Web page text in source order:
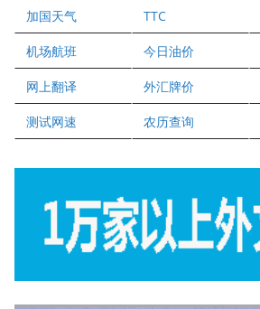
健健宝公司
二十一世纪美联地产公司
全球趋势移民留学
盛达资本
正点印艺设计
加国天气 TTC
机场航班 今日油价
网上翻译 外汇牌价
测试网速 农历查询